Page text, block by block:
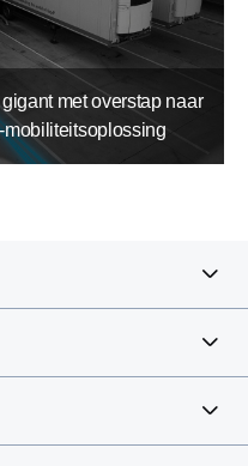
met overstap naar